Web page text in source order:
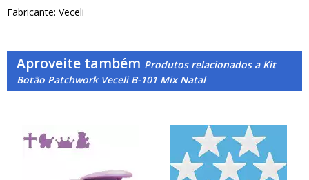
Fabricante: Veceli
Aproveite também Produtos relacionados a Kit
Botão Patchwork Veceli B-101 Mix Natal